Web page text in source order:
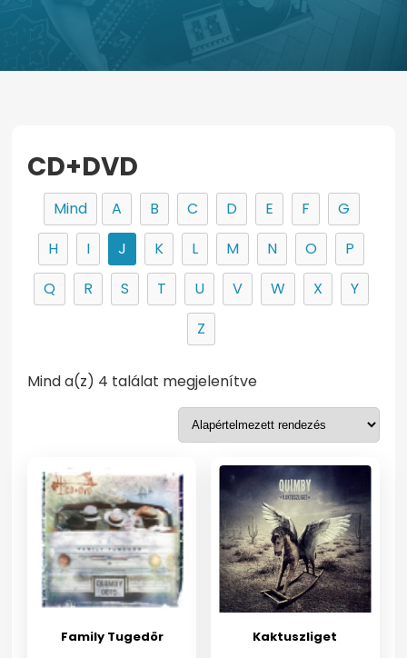
CD+DVD
Mind A B C D E F
G
H
I J K L M N O
P
Q
R S T U V W X
Y
Z
Mind a(z) 4 találat megjelenítve
Family Tugedör Kaktuszliget